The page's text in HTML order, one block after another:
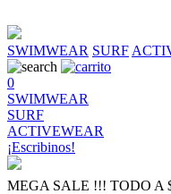
SWIMWEAR SURF
0
SWIMWEAR
SURF
ACTIVEWEAR
¡Escribinos!
MEGA SALE !!! TODO A